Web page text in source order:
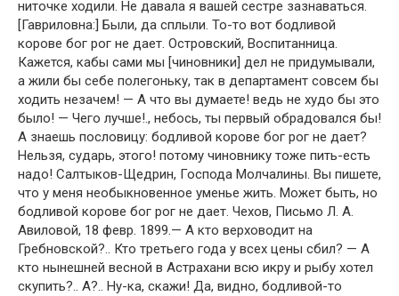
ниточке ходили. Не давала я вашей сестре зазнаваться.
[Гавриловна:] Были, да сплыли. То-то вот бодливой
корове бог рог не дает. Островский, Воспитанница.
Кажется, кабы сами мы [чиновники] дел не придумывали,
а жили бы себе полегоньку, так в департамент совсем бы
ходить незачем! — А что вы думаете! ведь не худо бы это
было! — Чего лучше!., небось, ты первый обрадовался бы!
А знаешь пословицу: бодливой корове бог рог не дает?
Нельзя, сударь, этого! потому чиновнику тоже пить-есть
надо! Салтыков-Щедрин, Господа Молчалины. Вы пишете,
что у меня необыкновенное уменье жить. Может быть, но
бодливой корове бог рог не дает. Чехов, Письмо Л. А.
Авиловой, 18 февр. 1899.— А кто верховодит на
Гребновской?.. Кто третьего года у всех цены сбил? — А
кто нынешней весной в Астрахани всю икру и рыбу хотел
скупить?.. А?.. Ну-ка, скажи! Да, видно, бодливой-то